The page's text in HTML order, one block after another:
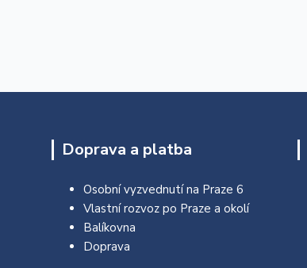
Doprava a platba
Osobní vyzvednutí na Praze 6
Vlastní rozvoz po Praze a okolí
Balíkovna
Doprava